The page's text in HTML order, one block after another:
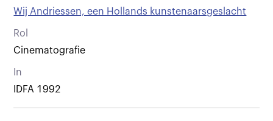
Wij Andriessen, een Hollands kunstenaarsgeslacht
Rol
Cinematografie
In
IDFA 1992